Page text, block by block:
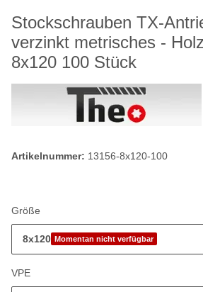
Stockschrauben TX-
verzinkt metrisches -
8x120 100 Stück
Artikelnummer: 13156-8x120-100
Größe
8x120 Momentan nicht verfügbar
VPE